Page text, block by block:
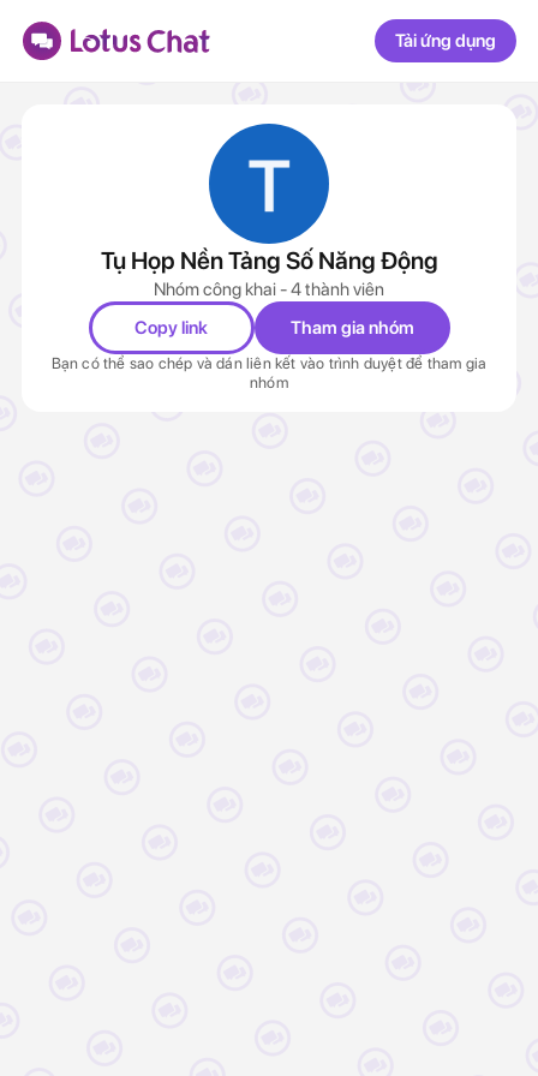
Tải ứng dụng
Tụ Họp Nền Tảng Số Năng Động
Nhóm công khai - 4 thành viên
Copy link
Tham gia nhóm
Bạn có thể sao chép và dán liên kết vào trình duyệt để tham gia
nhóm